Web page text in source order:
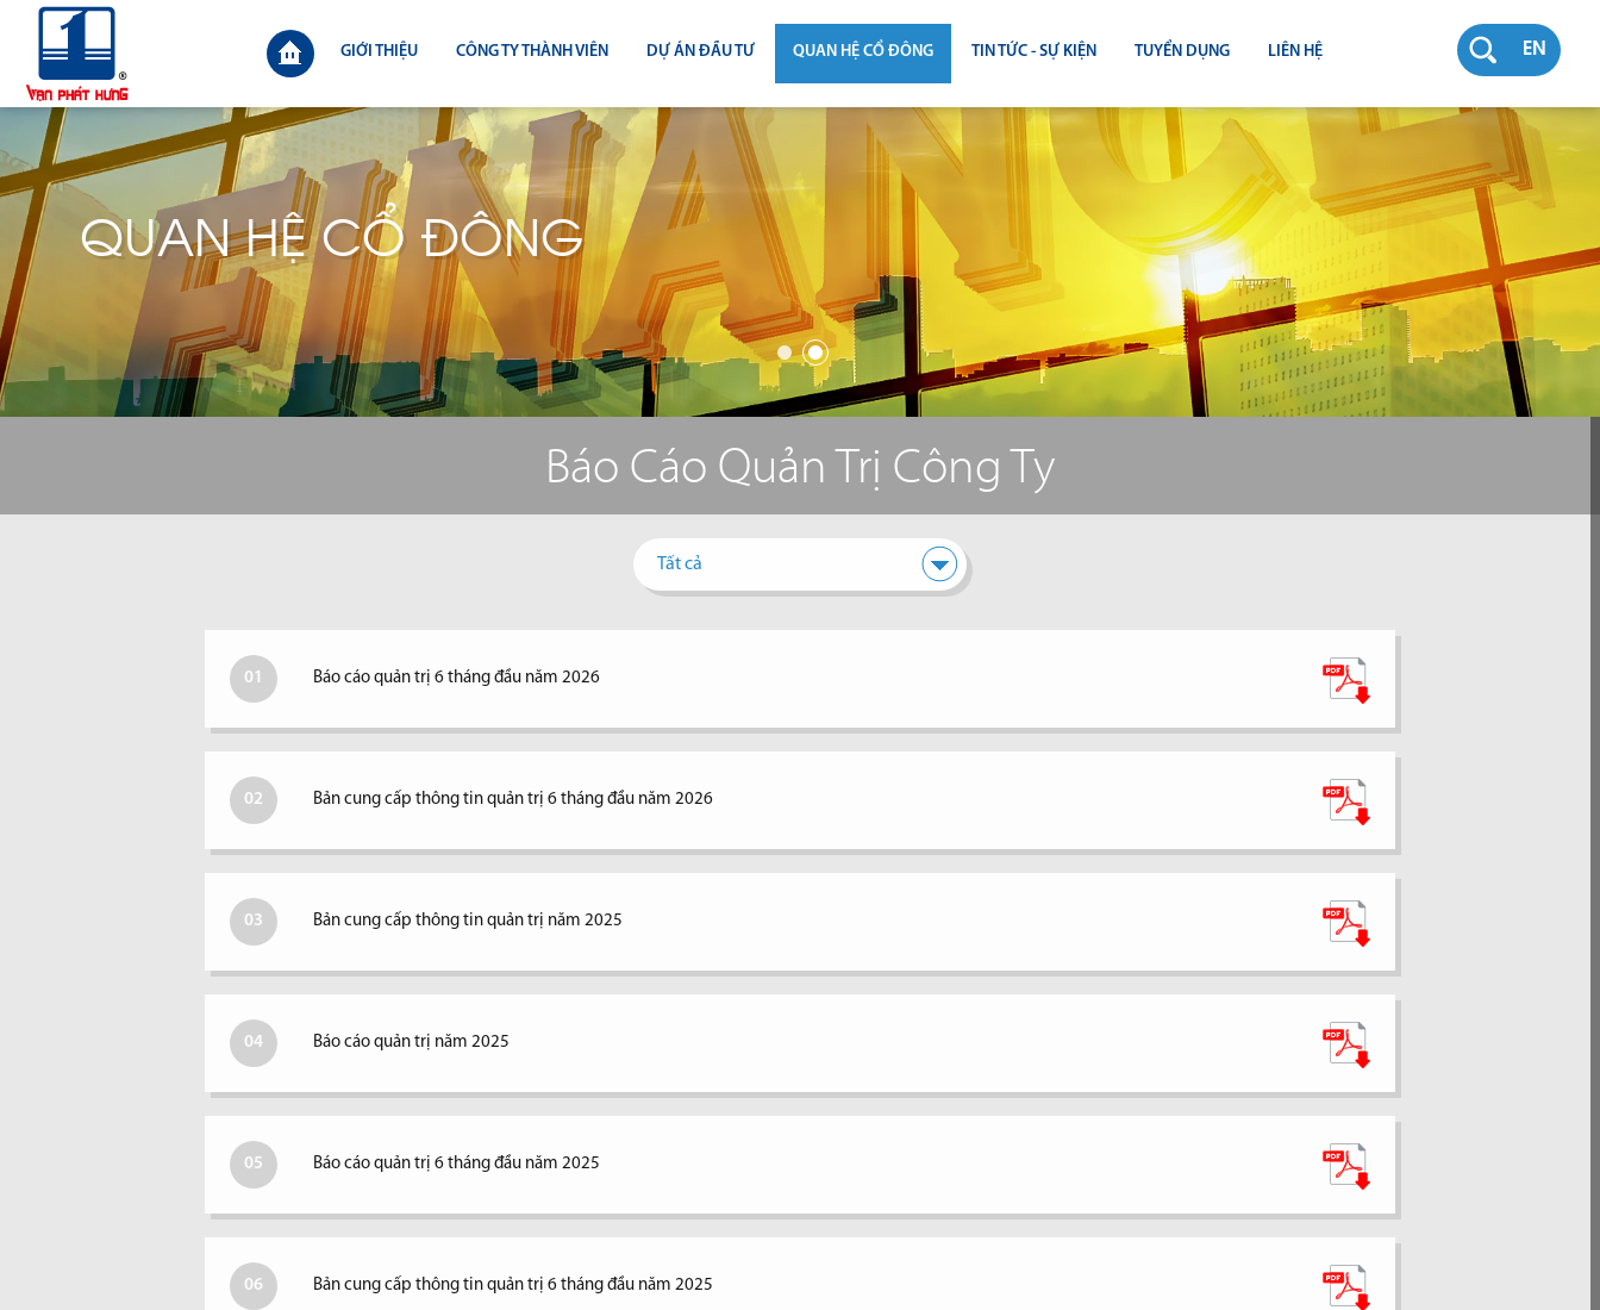
EN
GIỚI THIỆU CÔNG TY THÀNH VIÊN DỰ ÁN ĐẦU TƯ QUAN HỆ CỔ ĐÔNG
CÔNG BỐ THÔNG TIN
ĐẠI HỘI ĐỒNG CỔ ĐÔNG
BÁO CÁO THƯỜNG NIÊN
BÁO CÁO TÀI CHÍNH
BÁO CÁO QUẢN TRỊ CÔNG TY
TIN TỨC - SỰ KIỆN
TIN THỊ TRƯỜNG
TIN CÔNG TY
TUYỂN DỤNG LIÊN HỆ
QUAN HỆ CỔ ĐÔNG
Báo Cáo Quản Trị Công Ty
Tất cả
01 Báo cáo quản trị 6 tháng đầu năm 2026
02 Bản cung cấp thông tin quản trị 6 tháng đầu năm 2026
03 Bản cung cấp thông tin quản trị năm 2025
04 Báo cáo quản trị năm 2025
05 Báo cáo quản trị 6 tháng đầu năm 2025
06 Bản cung cấp thông tin quản trị 6 tháng đầu năm 2025